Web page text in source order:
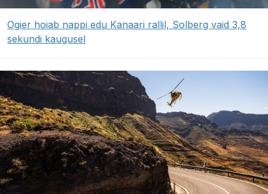
Ogier hoiab nappi edu Kanaari rallil, Solberg vaid 3,8
sekundi kaugusel